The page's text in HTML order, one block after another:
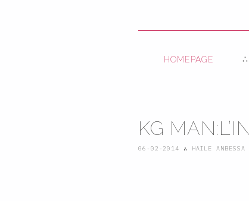
HOMEPAGE
KG
06-02-2014 ∴ HAILE ANBESSA